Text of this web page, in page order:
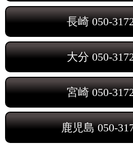
長崎050-
大分050-
宮崎050-
鹿児島050-